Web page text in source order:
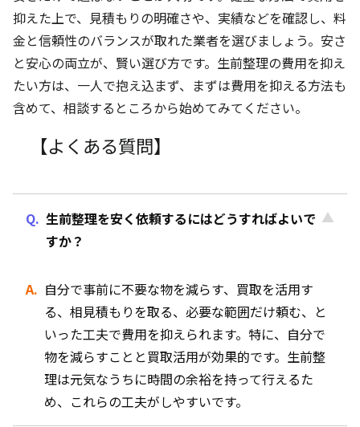
抑えた上で、見積もりの明確さや、実績などを確認し、料
金と信頼性のバランスが取れた業者を選びましょう。安さ
と安心の両立が、賢い選び方です。生前整理の費用を抑え
たい方は、一人で抱え込まず、まずは費用を抑える方法も
含めて、相談するところから始めてみてください。
【よくある質問】
生前整理を安く依頼するにはどうすればよいで
すか？
自分で事前に不要な物を減らす、買取を活用す
る、相見積もりを取る、必要な範囲だけ頼む、と
いった工夫で費用を抑えられます。特に、自分で
物を減らすことと買取活用が効果的です。生前整
理は元気なうちに時間の余裕を持って行えるた
め、これらの工夫がしやすいです。